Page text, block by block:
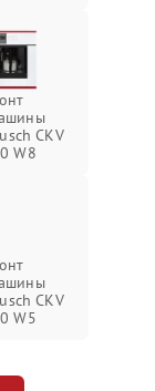
CKV
W8
CKV
W5